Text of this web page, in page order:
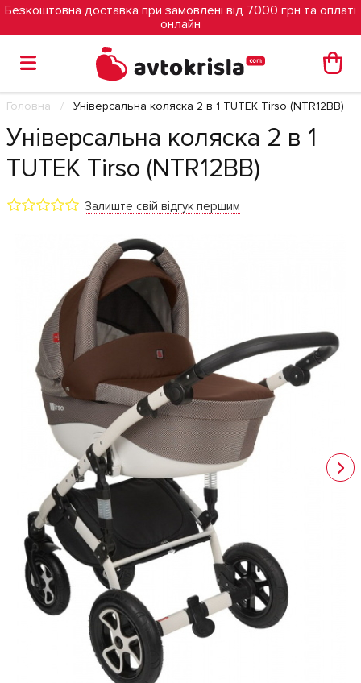
Безкоштовна доставка при замовлені від 7000 грн та оплаті
онлайн
Головна Універсальна коляска 2 в 1 TUTEK Tirso (NTR12BB)
Універсальна коляска 2 в 1
TUTEK Tirso (NTR12BB)
Залиште свій відгук першим